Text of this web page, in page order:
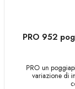
PRO 952
PRO un
variazione di